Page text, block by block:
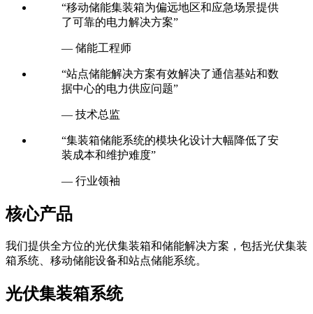
“移动储能集装箱为偏远地区和应急场景提供
了可靠的电力解决方案”
— 储能工程师
“站点储能解决方案有效解决了通信基站和数
据中心的电力供应问题”
— 技术总监
“集装箱储能系统的模块化设计大幅降低了安
装成本和维护难度”
— 行业领袖
核心产品
我们提供全方位的光伏集装箱和储能解决方案，包括光伏集装
箱系统、移动储能设备和站点储能系统。
光伏集装箱系统